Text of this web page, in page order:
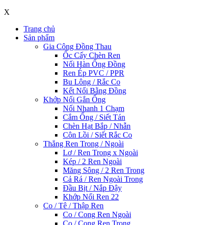
X
Trang chủ
Sản phẩm
Gia Công Đồng Thau
Ốc Cấy Chèn Ren
Nối Hàn Ống Đồng
Ren Ép PVC / PPR
Bu Lông / Rắc Co
Kết Nối Bằng Đồng
Khớp Nối Gắn Ống
Nối Nhanh 1 Chạm
Cắm Ống / Siết Tán
Chèn Hạt Bắp / Nhẫn
Côn Lồi / Siết Rắc Co
Thẳng Ren Trong / Ngoài
Lơ / Ren Trong x Ngoài
Kép / 2 Ren Ngoài
Măng Sông / 2 Ren Trong
Cả Rá / Ren Ngoài Trong
Đầu Bịt / Nắp Đậy
Khớp Nối Ren 22
Co / Tê / Thập Ren
Co / Cong Ren Ngoài
Co / Cong Ren Trong